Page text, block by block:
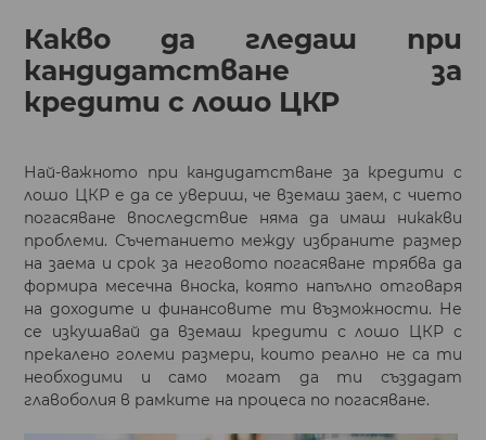
Какво да гледаш при
кандидатстване за
кредити с лошо ЦКР
Най-важното при кандидатстване за кредити с
лошо ЦКР е да се увериш, че вземаш заем, с чието
погасяване впоследствие няма да имаш никакви
проблеми. Съчетанието между избраните размер
на заема и срок за неговото погасяване трябва да
формира месечна вноска, която напълно отговаря
на доходите и финансовите ти възможности. Не
се изкушавай да вземаш кредити с лошо ЦКР с
прекалено големи размери, които реално не са ти
необходими и само могат да ти създадат
главоболия в рамките на процеса по погасяване.